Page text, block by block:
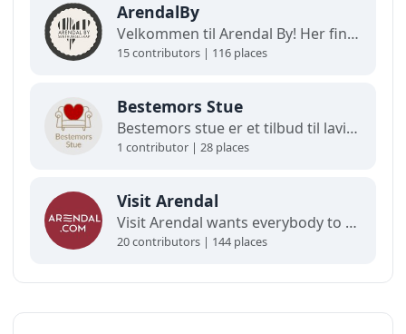
ArendalBy
Velkommen til Arendal By! Her finner du interaktive kart og oppdaterte oversikter over alt som skjer i byen. Utforsk, finn frem og opplev det beste av Arendal på ett og samme sted!
15 contributors | 116 places
Bestemors Stue
Bestemors stue er et tilbud til lavinntektsfamilier med barn fra 0-12 år.
1 contributor | 28 places
Visit Arendal
Visit Arendal wants everybody to fall in love with Arendal and all it has to offer.
20 contributors | 144 places